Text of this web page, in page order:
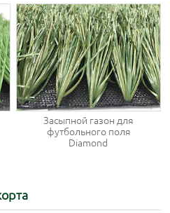
Засыпной газон для
футбольного поля
Diamond